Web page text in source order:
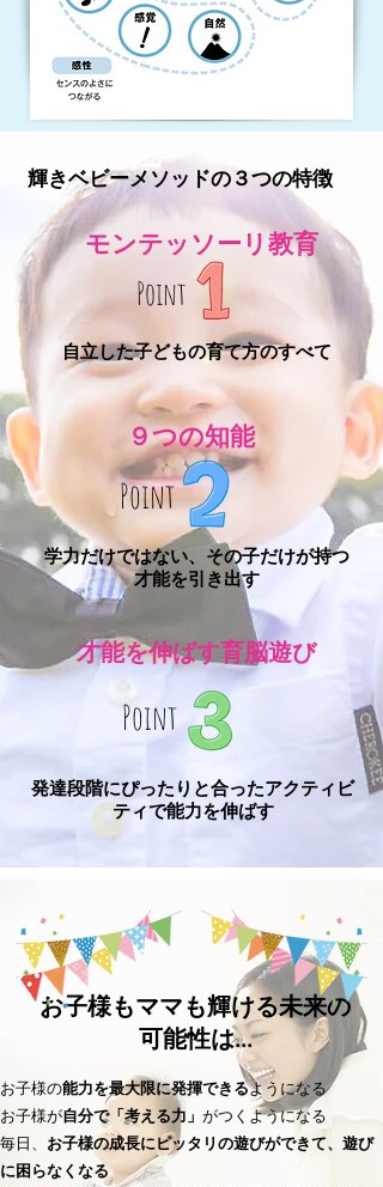
輝きベビーメソッドの３つの特徴
モンテッソーリ教育
Point
自立した子どもの育て方のすべて
９つの知能
Point
学力だけではない、その子だけが持つ
才能を引き出す
才能を伸ばす育脳遊び
Point
発達段階にぴったりと合ったアクティビ
ティで能力を伸ばす
お子様の能力を最大限に発揮できるようになる
お子様が自分で「考える力」 がつくようになる
毎日、 お子様の成長にピッタリの遊びができて、遊び
に困らなくなる
お子様もママも輝ける未来の
可能性は...